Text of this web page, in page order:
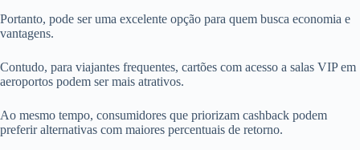
Portanto, pode ser uma excelente opção para quem busca economia e
vantagens.
Contudo, para viajantes frequentes, cartões com acesso a salas VIP em
aeroportos podem ser mais atrativos.
Ao mesmo tempo, consumidores que priorizam cashback podem
preferir alternativas com maiores percentuais de retorno.